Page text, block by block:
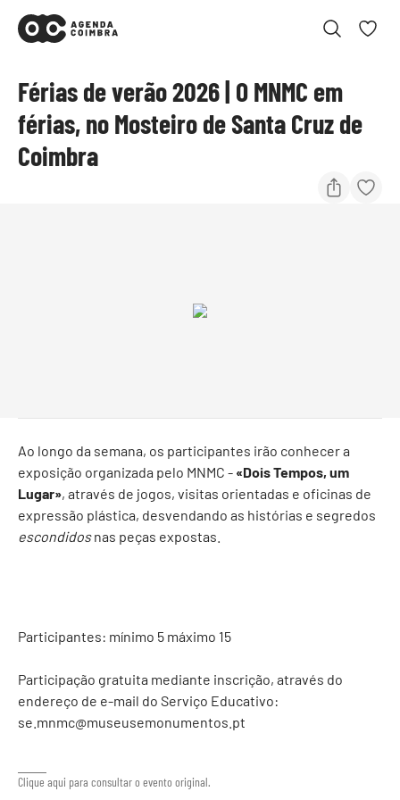
Férias de verão 2026 | O MNMC em
férias, no Mosteiro de Santa Cruz de
Coimbra
Ao longo da semana, os participantes irão conhecer a
exposição organizada pelo MNMC - «Dois Tempos, um
Lugar», através de jogos, visitas orientadas e oficinas de
expressão plástica, desvendando as histórias e segredos
escondidosnas peças expostas.
Participantes: mínimo 5 máximo 15
Participação gratuita mediante inscrição, através do
endereço de e-mail do Serviço Educativo:
se.mnmc@museusemonumentos.pt
Clique aqui para consultar o evento original.